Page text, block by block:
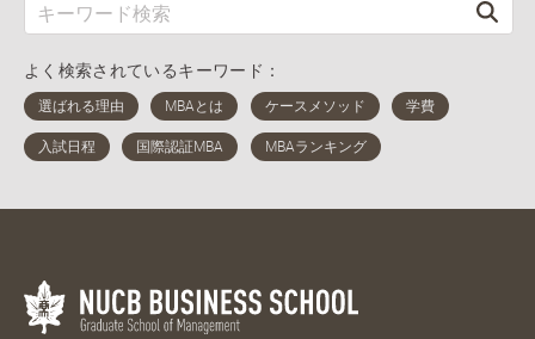
よく検索されているキーワード：